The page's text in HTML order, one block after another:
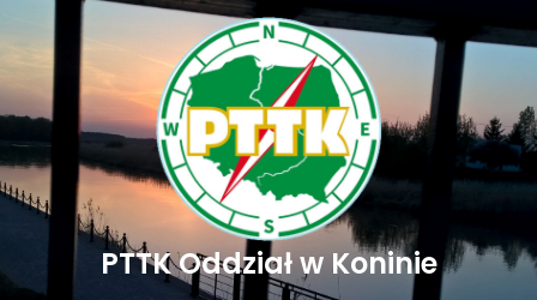
Przejdź
do
treści
PTTK Oddział w Koninie